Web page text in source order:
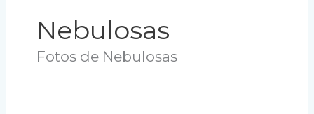
Nebulosas
Fotos de Nebulosas